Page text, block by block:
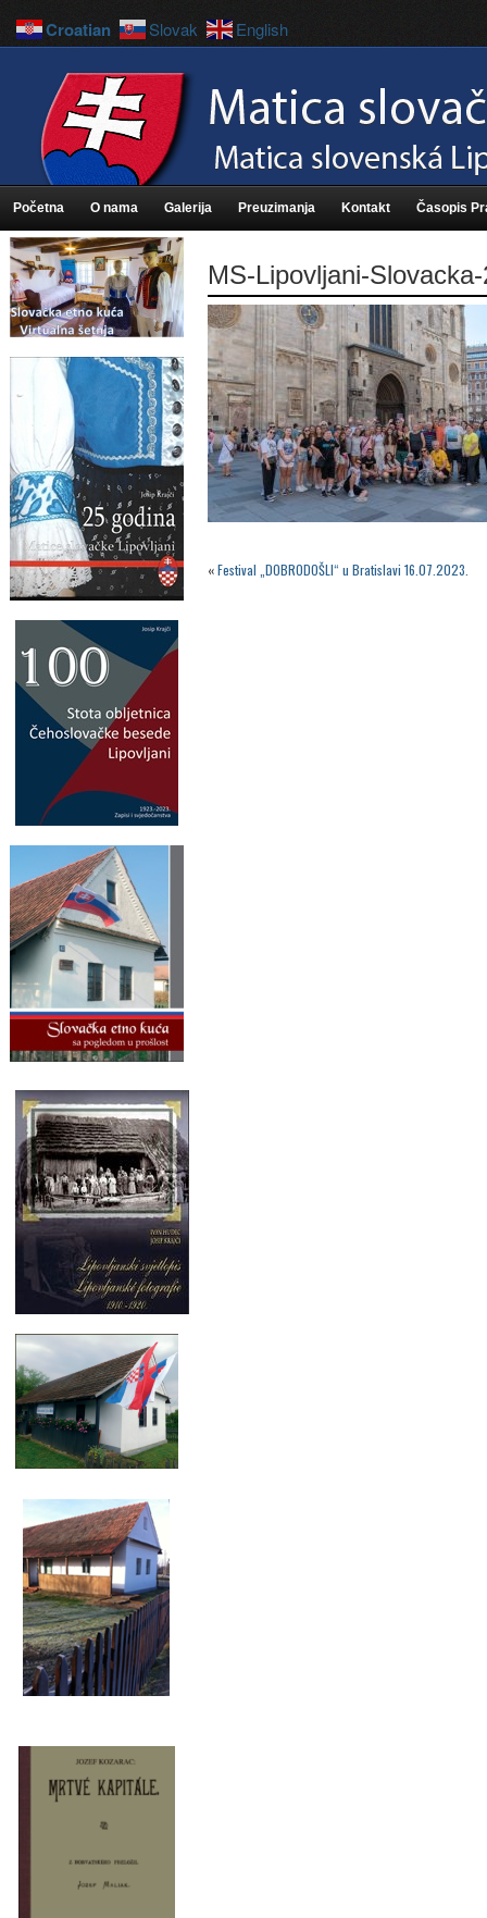
Početna O nama Galerija Preuzimanja Kontakt Časopis
MS-Lipovljani-
«Festival „DOBRODOŠLI“ u Bratislavi 16.07.2023.
Croatian Slovak English